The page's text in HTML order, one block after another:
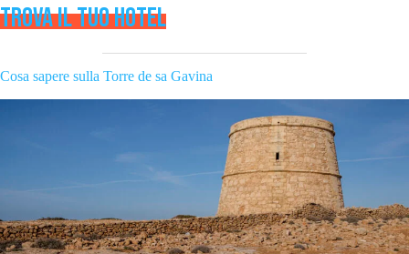
TROVA IL TUO HOTEL
Cosa sapere sulla Torre de sa Gavina